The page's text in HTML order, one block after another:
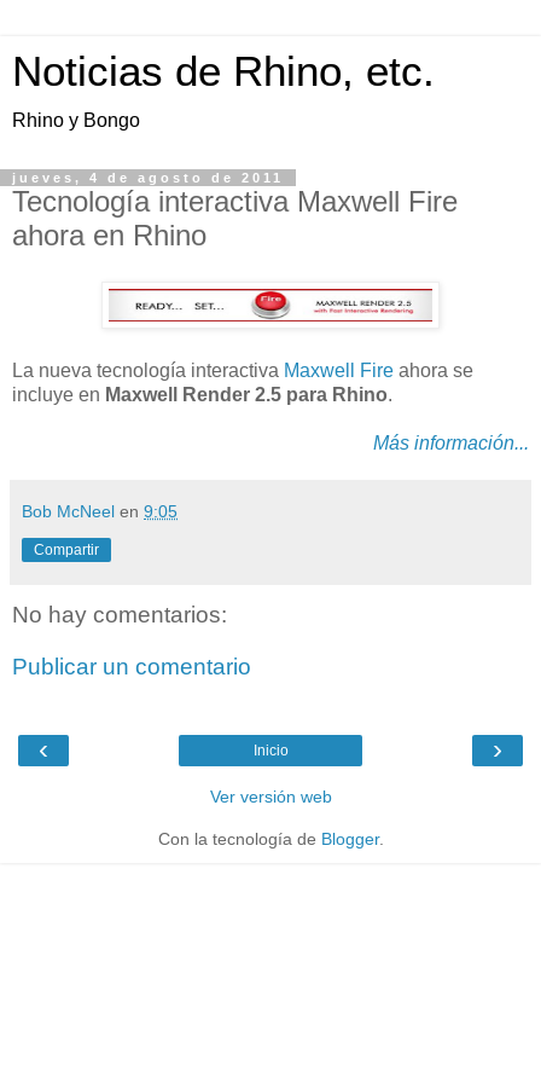
Noticias de Rhino, etc.
Rhino y Bongo
jueves, 4 de agosto de 2011
Tecnología interactiva Maxwell Fire
ahora en Rhino
La nueva tecnología interactiva Maxwell Fire ahora se
incluye en Maxwell Render 2.5 para Rhino.
Más información...
Bob McNeel en 9:05
Compartir
No hay comentarios:
Publicar un comentario
‹ ›
Inicio
Ver versión web
Con la tecnología de Blogger.